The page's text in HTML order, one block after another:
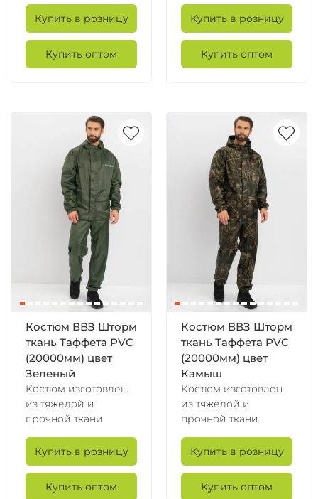
Купить в розницу
Купить оптом
Купить в розницу
Купить оптом
Костюм ВВЗ Шторм
ткань Таффета PVC
(20000мм) цвет
Зеленый
Костюм изготовлен
из тяжелой и
прочной ткани
Купить в розницу
Купить оптом
Костюм ВВЗ Шторм
ткань Таффета PVC
(20000мм) цвет
Камыш
Костюм изготовлен
из тяжелой и
прочной ткани
Купить в розницу
Купить оптом